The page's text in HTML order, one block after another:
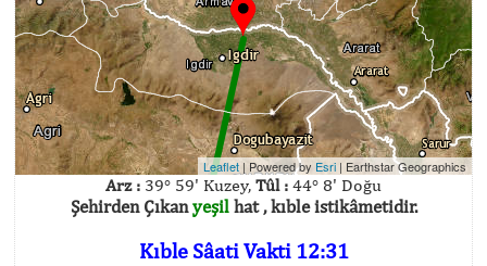
Leaflet | Powered by Esri | Earthstar Geographics
Arz : 39° 59' Kuzey, Tûl : 44° 8' Doğu
Şehirden Çıkanyeşilhat , kıble istikâmetidir.
Kıble Sâati Vakti 12:31